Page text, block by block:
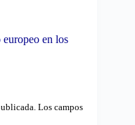
en los
Los campos